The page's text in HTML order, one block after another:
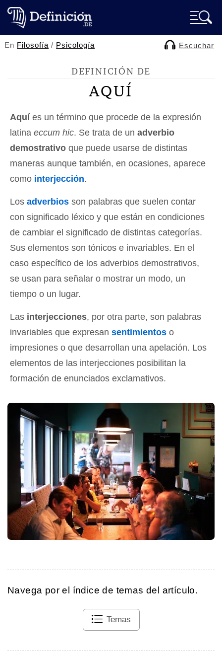
En Filosofía / Psicología Escuchar
DEFINICIÓN DE
AQUÍ
Aquí es un término que procede de la expresión
latina eccum hic. Se trata de un adverbio
demostrativo que puede usarse de distintas
maneras aunque también, en ocasiones, aparece
como interjección.
Los adverbios son palabras que suelen contar
con significado léxico y que están en condiciones
de cambiar el significado de distintas categorías.
Sus elementos son tónicos e invariables. En el
caso específico de los adverbios demostrativos,
se usan para señalar o mostrar un modo, un
tiempo o un lugar.
Las interjecciones, por otra parte, son palabras
invariables que expresan sentimientos o
impresiones o que desarrollan una apelación. Los
elementos de las interjecciones posibilitan la
formación de enunciados exclamativos.
Navega por el índice de temas del artículo.
Temas